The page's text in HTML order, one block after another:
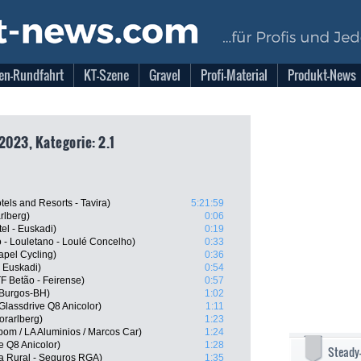
Rundfahrt KT-Szene Gravel Profi-Material Produkt-News
Kategorie: 2.1
and Resorts - Tavira)
5:21:59
0:06
- Euskadi)
0:19
- Louletano - Loulé Concelho)
0:33
Cycling)
0:36
Euskadi)
0:54
Betão - Feirense)
0:57
BH)
1:02
Q8 Anicolor)
1:11
1:23
/ LA Aluminios / Marcos Car)
1:24
Q8 Anicolor)
1:28
Rural - Seguros RGA)
1:35